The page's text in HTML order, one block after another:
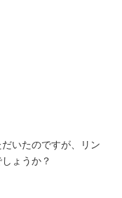
いたのですが、リン
ょうか？